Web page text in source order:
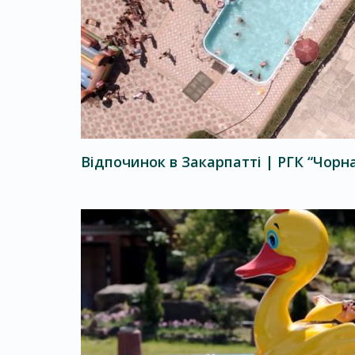
Відпочинок в Закарпатті | РГК